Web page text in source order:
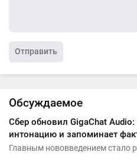
Отправить
Обсуждаемое
Сбер обновил GigaChat
интонацию и запоминает
Главным нововведением стало